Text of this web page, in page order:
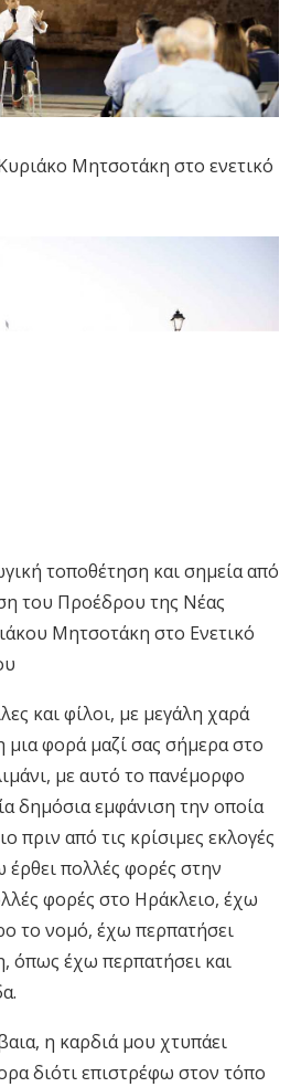
Μητσοτάκη στο ενετικό
τοποθέτηση και σημεία από
του Προέδρου της Νέας
Μητσοτάκη στο Ενετικό
και φίλοι, με μεγάλη χαρά
μια φορά μαζί σας σήμερα στο
με αυτό το πανέμορφο
δημόσια εμφάνιση την οποία
πριν από τις κρίσιμες εκλογές
έρθει πολλές φορές στην
φορές στο Ηράκλειο, έχω
το νομό, έχω περπατήσει
όπως έχω περπατήσει και
η καρδιά μου χτυπάει
διότι επιστρέφω στον τόπο